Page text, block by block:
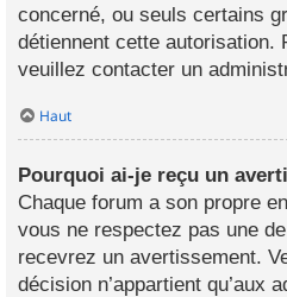
concerné, ou seuls certains
détiennent cette autorisation.
veuillez contacter un
Haut
Pourquoi ai-je reçu un
Chaque forum a son propre
vous ne respectez pas une
recevrez un avertissement.
décision n’appartient qu’aux